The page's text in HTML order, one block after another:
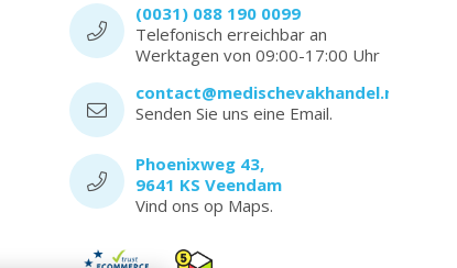
(0031) 088 190 0099
Telefonisch erreichbar an
Werktagen von 09:00-17:00 Uhr
contact@medischevakhandel.nl
Senden Sie uns eine Email.
Phoenixweg 43,
9641 KS Veendam
Vind ons op Maps.